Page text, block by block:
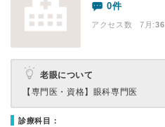
0件
アクセス数 7月:36
老眼について
【専門医・資格】 眼科専門医
診療科目：